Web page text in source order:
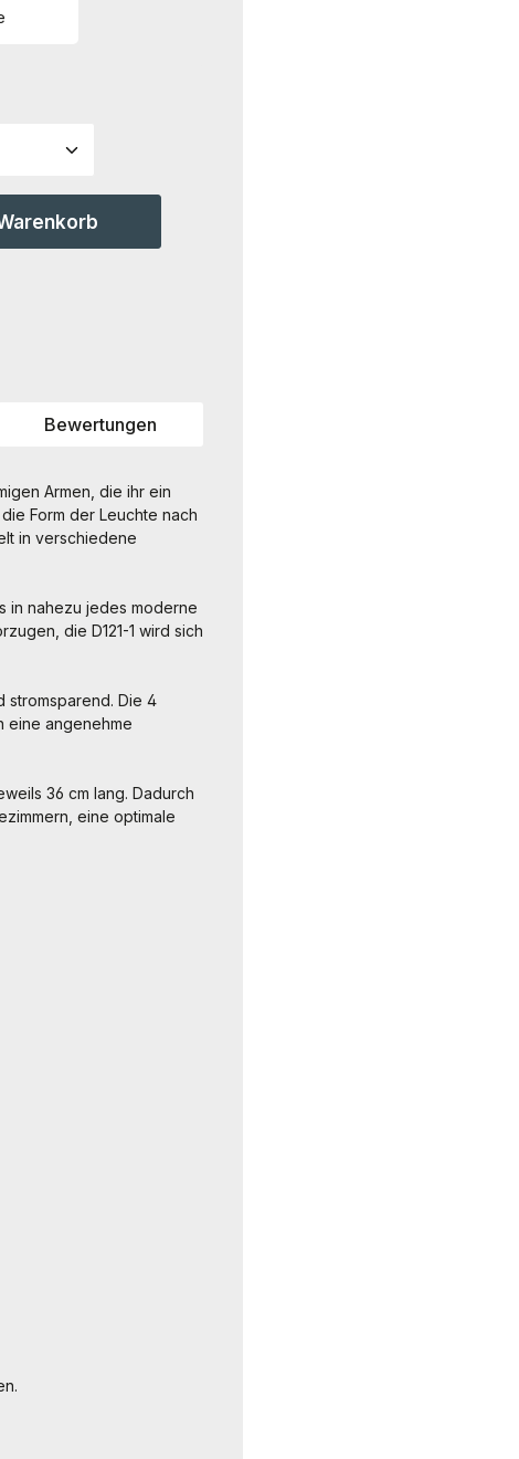
Gib den gewünschten Wert ein
Bewertungen
Armen, die ihr ein
Form der Leuchte nach
in verschiedene
in nahezu jedes moderne
die D121-1 wird sich
stromsparend. Die 4
eine angenehme
36 cm lang. Dadurch
eine optimale